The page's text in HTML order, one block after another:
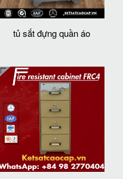
tủ sắt đựng quần áo